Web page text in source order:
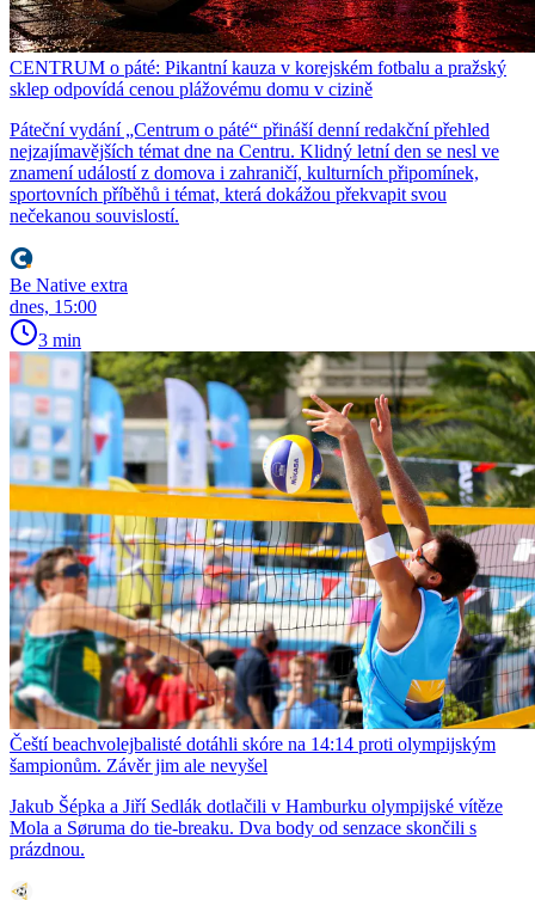
CENTRUM o páté: Pikantní kauza v korejském fotbalu a pražský
sklep odpovídá cenou plážovému domu v cizině
Páteční vydání „Centrum o páté“ přináší denní redakční přehled
nejzajímavějších témat dne na Centru. Klidný letní den se nesl ve
znamení událostí z domova i zahraničí, kulturních připomínek,
sportovních příběhů i témat, která dokážou překvapit svou
nečekanou souvislostí.
Be Native extra
dnes, 15:00
3 min
Čeští beachvolejbalisté dotáhli skóre na 14:14 proti olympijským
šampionům. Závěr jim ale nevyšel
Jakub Šépka a Jiří Sedlák dotlačili v Hamburku olympijské vítěze
Mola a Søruma do tie-breaku. Dva body od senzace skončili s
prázdnou.